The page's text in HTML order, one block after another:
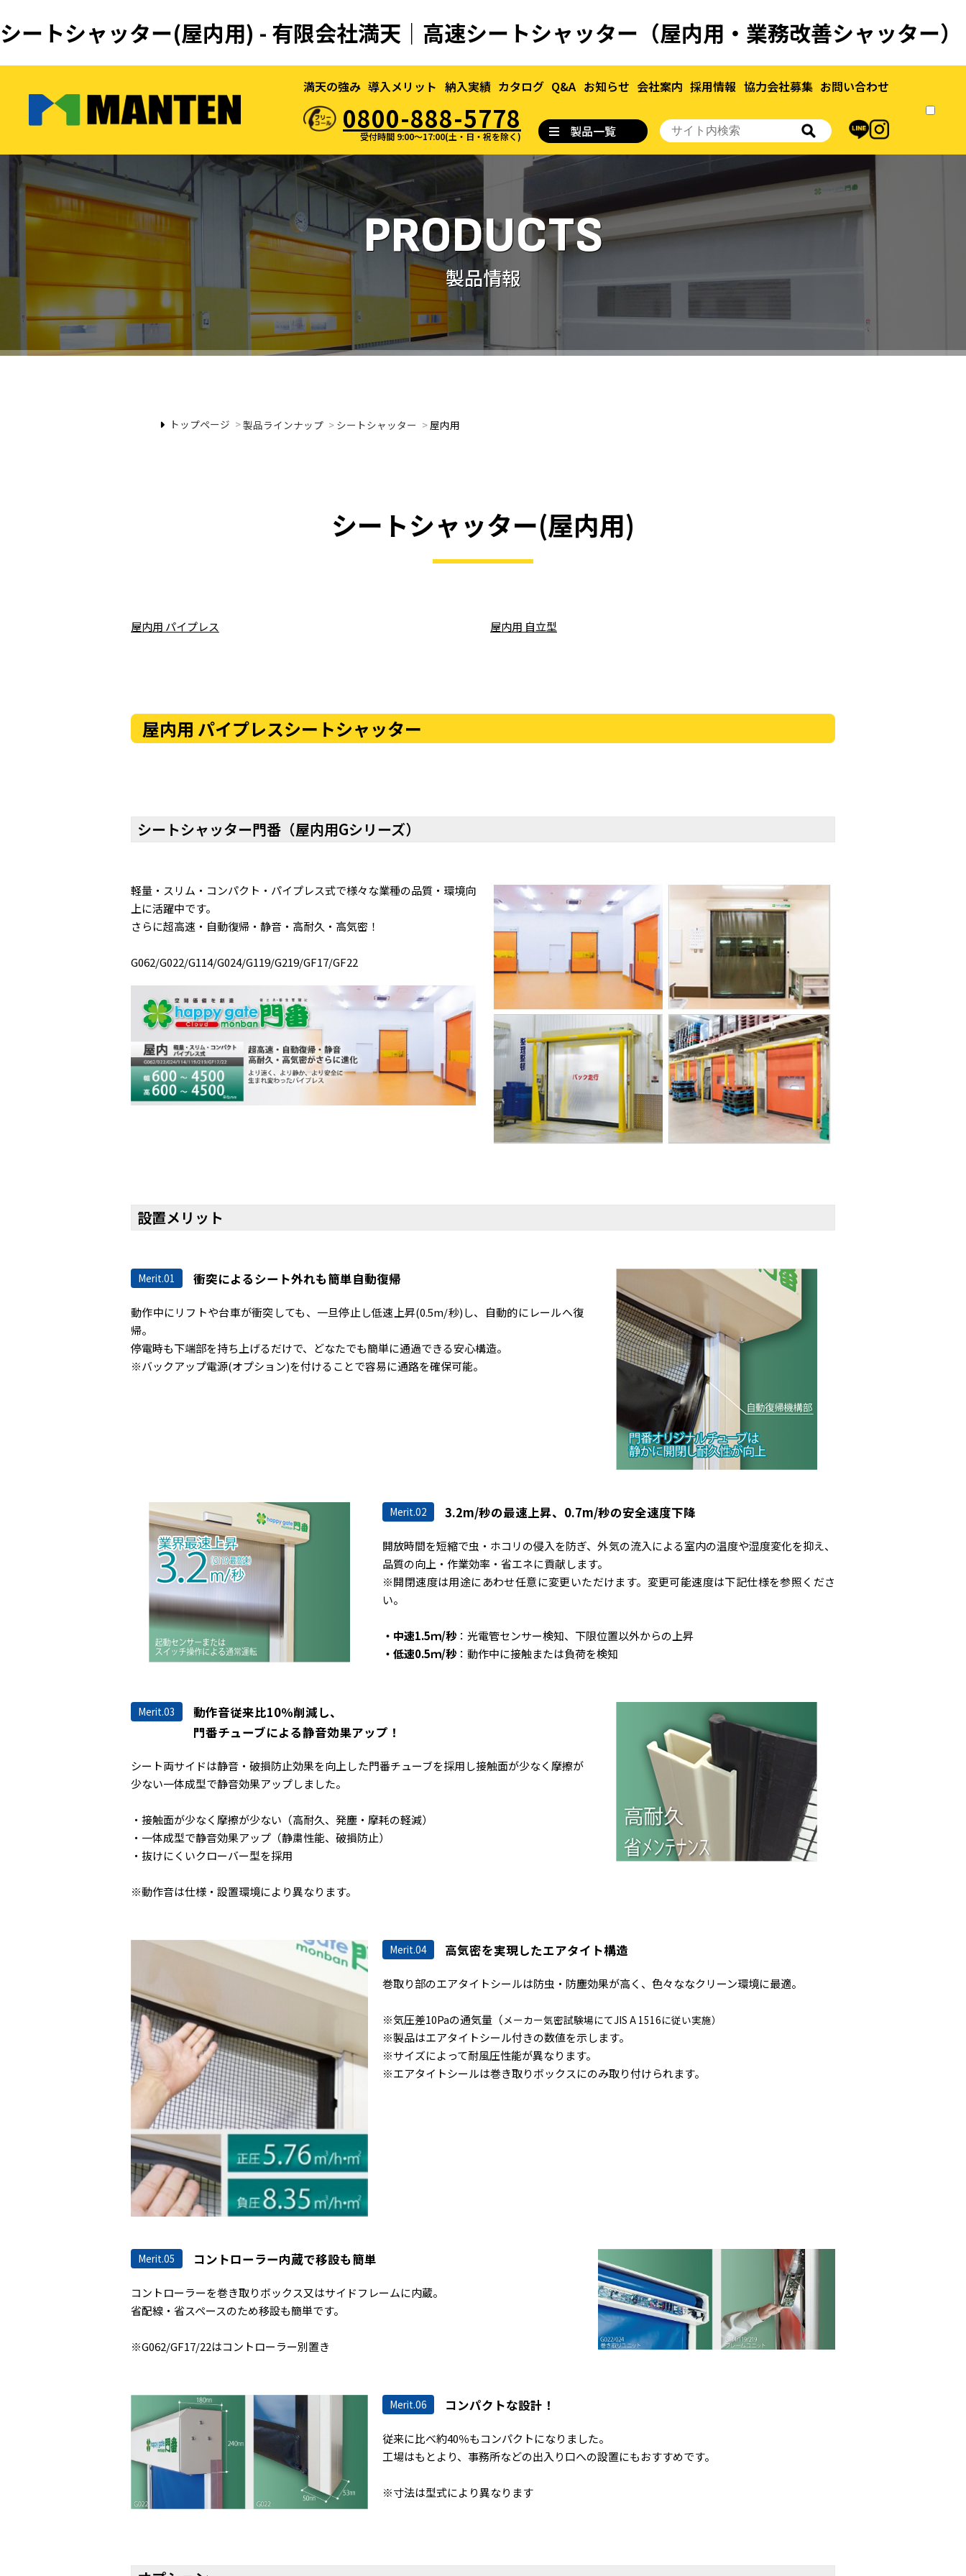
シートシャッター(屋内用) - 有限会社満天｜高速シートシャッター（屋内用・業務改善シャッター）
満天の強み 導入メリット 納入実績 カタログ Q&A お知らせ 会社案内 採用情報 協力会社募集 お問い合わせ
0800-888-5778
受付時間 9:00～17:00(土・日・祝を除く) 製品一覧
PRODUCTS
製品情報
トップページ >製品ラインナップ > シートシャッター > 屋内用
シートシャッター(屋内用)
屋内用 パイプレス 屋内用 自立型
屋内用 パイプレスシートシャッター
シートシャッター門番（屋内用Gシリーズ）
軽量・スリム・コンパクト・パイプレス式で様々な業種の品質・環境向
上に活躍中です。
さらに超高速・自動復帰・静音・高耐久・高気密！
G062/G022/G114/G024/G119/G219/GF17/GF22
設置メリット
Merit.01 衝突によるシート外れも簡単自動復帰
動作中にリフトや台車が衝突しても、一旦停止し低速上昇(0.5m/秒)し、自動的にレールへ復
帰。
停電時も下端部を持ち上げるだけで、どなたでも簡単に通過できる安心構造。
※バックアップ電源(オプション)を付けることで容易に通路を確保可能。
Merit.02 3.2m/秒の最速上昇、0.7m/秒の安全速度下降
開放時間を短縮で虫・ホコリの侵入を防ぎ、外気の流入による室内の温度や湿度変化を抑え、
品質の向上・作業効率・省エネに貢献します。
※開閉速度は用途にあわせ任意に変更いただけます。変更可能速度は下記仕様を参照くださ
い。
・中速1.5ｍ/秒：光電管センサー検知、下限位置以外からの上昇
・低速0.5ｍ/秒：動作中に接触または負荷を検知
Merit.03
動作音従来比10％削減し、
門番チューブによる静音効果アップ！
シート両サイドは静音・破損防止効果を向上した門番チューブを採用し接触面が少なく摩擦が
少ない一体成型で静音効果アップしました。
・接触面が少なく摩擦が少ない（高耐久、発塵・摩耗の軽減）
・一体成型で静音効果アップ（静粛性能、破損防止）
・抜けにくいクローバー型を採用
※動作音は仕様・設置環境により異なります。
Merit.04 高気密を実現したエアタイト構造
巻取り部のエアタイトシールは防虫・防塵効果が高く、色々ななクリーン環境に最適。
※気圧差10Paの通気量（メーカー気密試験場にてJIS A 1516に従い実施）
※製品はエアタイトシール付きの数値を示します。
※サイズによって耐風圧性能が異なります。
※エアタイトシールは巻き取りボックスにのみ取り付けられます。
Merit.05 コントローラー内蔵で移設も簡単
コントローラーを巻き取りボックス又はサイドフレームに内蔵。
省配線・省スペースのため移設も簡単です。
※G062/GF17/22はコントローラー別置き
Merit.06 コンパクトな設計！
従来に比べ約40％もコンパクトになりました。
工場はもとより、事務所などの出入り口への設置にもおすすめです。
※寸法は型式により異なります